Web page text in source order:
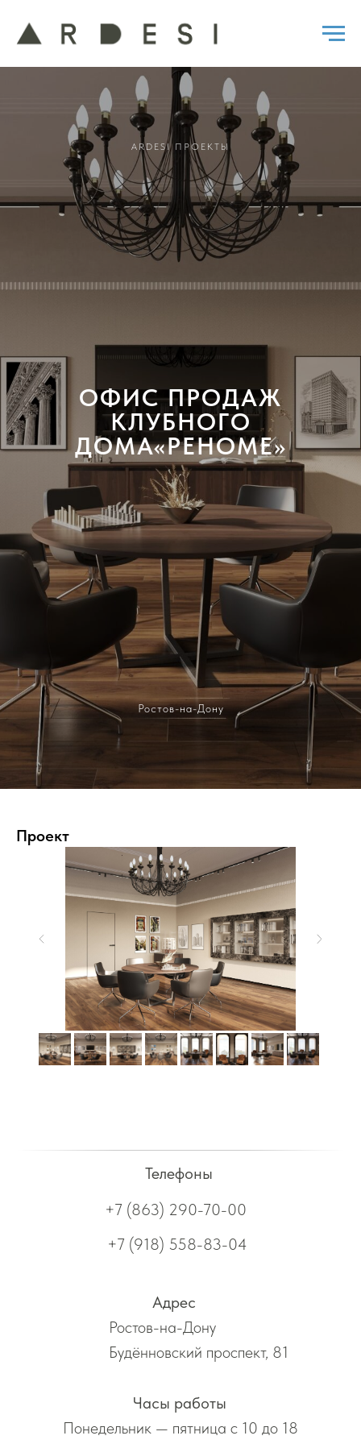
ОФИС ПРОДАЖ
КЛУБНОГО
ДОМА«РЕНОМЕ»
ARDESI ПРОЕКТЫ
Ростов-на-Дону
Проект
+7 (863) 290-70-00
Ростов-на-Дону
Будённовский проспект, 81
Понедельник — пятница с 10 до 18
Телефоны
Адрес
Часы работы
+7 (918) 558-83-04